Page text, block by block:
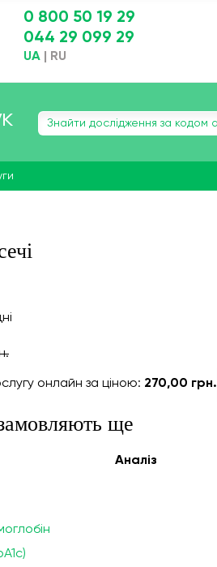
0 800 50 19 29
044 29 099 29
UA RU
онлайн за ціною: 270,00 грн.
ще
Аналiз